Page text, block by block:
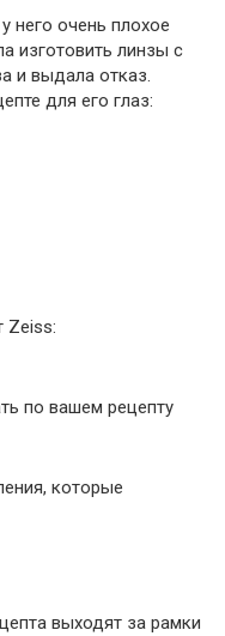
него очень плохое
изготовить линзы с
и выдала отказ.
для его глаз:
Zeiss:
по вашем рецепту
которые
выходят за рамки